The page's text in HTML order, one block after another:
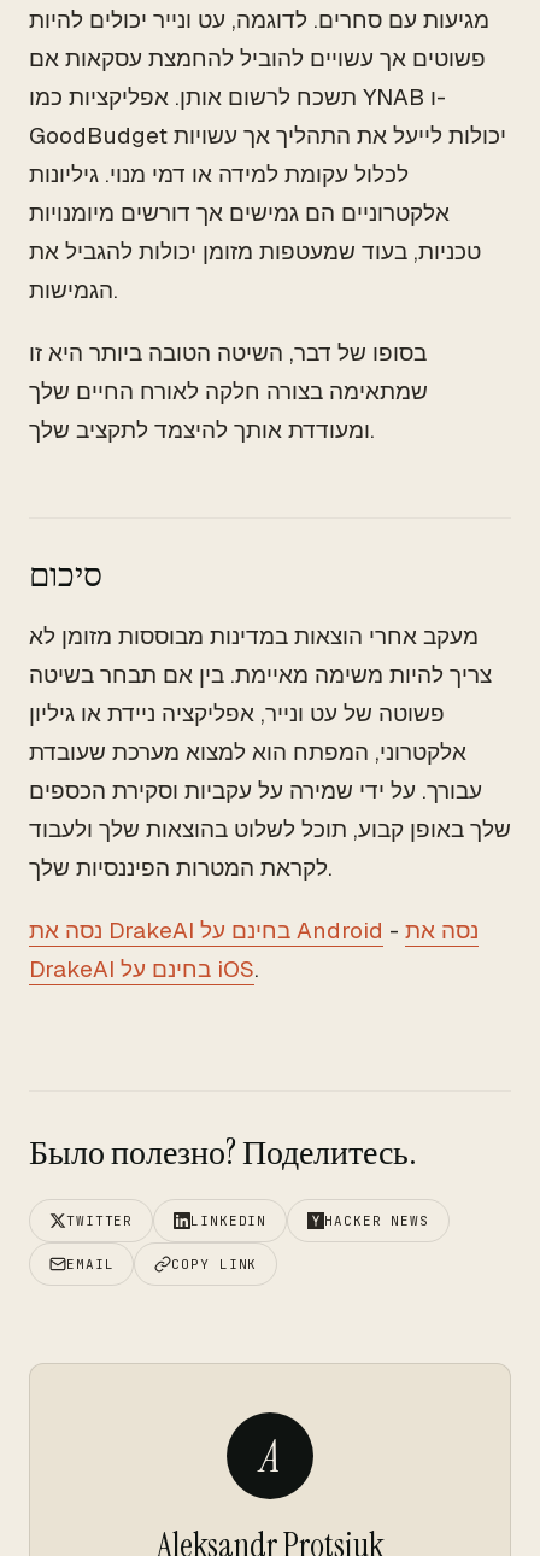
מגיעות עם סחרים. לדוגמה, עט ונייר יכולים להיות
פשוטים אך עשויים להוביל להחמצת עסקאות אם
תשכח לרשום אותן. אפליקציות כמו YNAB ו-
GoodBudget יכולות לייעל את התהליך אך עשויות
לכלול עקומת למידה או דמי מנוי. גיליונות
אלקטרוניים הם גמישים אך דורשים מיומנויות
טכניות, בעוד שמעטפות מזומן יכולות להגביל את
הגמישות.
בסופו של דבר, השיטה הטובה ביותר היא זו
שמתאימה בצורה חלקה לאורח החיים שלך
ומעודדת אותך להיצמד לתקציב שלך.
סיכום
מעקב אחרי הוצאות במדינות מבוססות מזומן לא
צריך להיות משימה מאיימת. בין אם תבחר בשיטה
פשוטה של עט ונייר, אפליקציה ניידת או גיליון
אלקטרוני, המפתח הוא למצוא מערכת שעובדת
עבורך. על ידי שמירה על עקביות וסקירת הכספים
שלך באופן קבוע, תוכל לשלוט בהוצאות שלך ולעבוד
לקראת המטרות הפיננסיות שלך.
נסה את DrakeAI בחינם על Android - נסה את
DrakeAI בחינם על iOS.
Было полезно? Поделитесь.
TWITTER LINKEDIN HACKER NEWS
EMAIL COPY LINK
A
Aleksandr Protsiuk